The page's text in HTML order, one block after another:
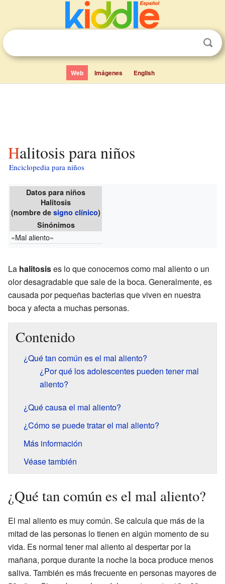
Web Imágenes English
Halitosis para niños
Enciclopedia para niños
Datos para niños
Halitosis
(nombre designo clínico)
Sinónimos
«Mal aliento»
La halitosises lo que conocemos como mal aliento o un
olor desagradable que sale de la boca. Generalmente, es
causada por pequeñas bacterias que viven en nuestra
boca y afecta a muchas personas.
Contenido
¿Qué tan común es el mal aliento?
¿Por qué los adolescentes pueden tener mal
aliento?
¿Qué causa el mal aliento?
¿Cómo se puede tratar el mal aliento?
Más información
Véase también
¿Qué tan común es el mal aliento?
El mal aliento es muy común. Se calcula que más de la
mitad de las personas lo tienen en algún momento de su
vida. Es normal tener mal aliento al despertar por la
mañana, porque durante la noche la boca produce menos
saliva. También es más frecuente en personas mayores de